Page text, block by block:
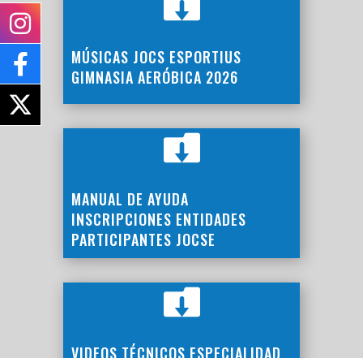
MÚSICAS JOCS ESPORTIUS
GIMNASIA AERÓBICA 2026

MANUAL DE AYUDA
INSCRIPCIONES ENTIDADES
PARTICIPANTES JOCSE

VIDEOS TÉCNICOS ESPECIALIDAD